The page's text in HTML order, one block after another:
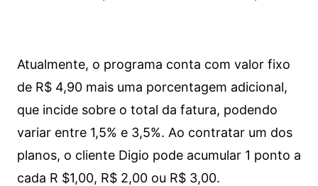
Atualmente, o programa conta com valor fixo
de R$ 4,90 mais uma porcentagem adicional,
que incide sobre o total da fatura, podendo
variar entre 1,5% e 3,5%. Ao contratar um dos
planos, o cliente Digio pode acumular 1 ponto a
cada R $1,00, R$ 2,00 ou R$ 3,00.